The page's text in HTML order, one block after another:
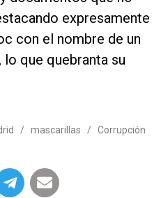
expresamente
con el nombre de un
que quebranta su
/ mascarillas /
Corrupción